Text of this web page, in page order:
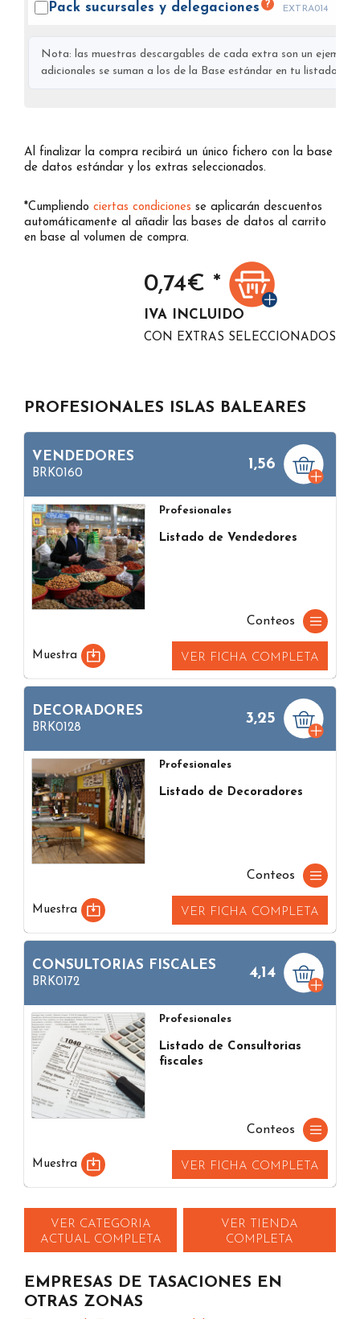
Pack sucursales y delegaciones ? EXTRA014
Nota: las muestras descargables de cada extra son un
adicionales se suman a los de la Base estándar en tu listado
Al finalizar la compra recibirá un único fichero con la base
de datos estándar y los extras seleccionados.
*Cumpliendo ciertas condiciones se aplicarán descuentos
automáticamente al añadir las bases de datos al carrito
en base al volumen de compra.
0,74€ *
IVA INCLUIDO
CON EXTRAS SELECCIONADOS
PROFESIONALES ISLAS BALEARES
VENDEDORES
BRK0160
1,56
Profesionales
Listado de Vendedores
Conteos
Muestra VER FICHA COMPLETA
DECORADORES
BRK0128
3,25
Profesionales
Listado de Decoradores
Conteos
Muestra VER FICHA COMPLETA
CONSULTORIAS FISCALES
BRK0172
4,14
Profesionales
Listado de Consultorias
fiscales
Conteos
Muestra VER FICHA COMPLETA
VER CATEGORIA
ACTUAL COMPLETA
VER TIENDA
COMPLETA
EMPRESAS DE TASACIONES EN
OTRAS ZONAS